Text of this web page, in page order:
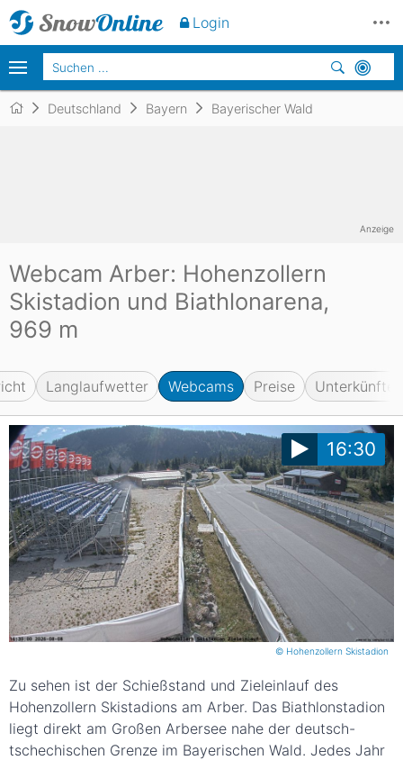
Deutschland Bayern Bayerischer Wald
Webcam Arber: Hohenzollern
Skistadion und Biathlonarena,
969 m
Langlaufwetter Webcams Preise Unterkünfte
16:30
© Hohenzollern Skistadion
Zu sehen ist der Schießstand und Zieleinlauf des
Hohenzollern Skistadions am Arber. Das Biathlonstadion
liegt direkt am Großen Arbersee nahe der deutsch-
tschechischen Grenze im Bayerischen Wald. Jedes Jahr
Anzeige
Login